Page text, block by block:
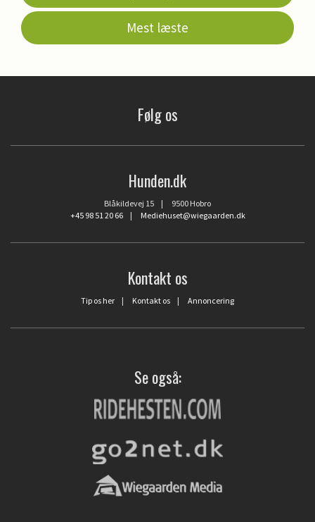
Mest læste
Følg os
Hunden.dk
Blåkildevej 15 | 9500 Hobro
+45 98 51 20 66| Mediehuset@wiegaarden.dk
Kontakt os
Tip os her | Kontakt os | Annoncering
Se også: